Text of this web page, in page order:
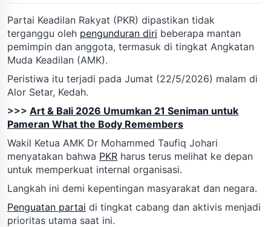
Partai Keadilan Rakyat (PKR) dipastikan tidak
terganggu oleh pengunduran diri beberapa mantan
pemimpin dan anggota, termasuk di tingkat Angkatan
Muda Keadilan (AMK).
Peristiwa itu terjadi pada Jumat (22/5/2026) malam di
Alor Setar, Kedah.
>>> Art & Bali 2026 Umumkan 21 Seniman untuk
Pameran What the Body Remembers
Wakil Ketua AMK Dr Mohammed Taufiq Johari
menyatakan bahwa PKR harus terus melihat ke depan
untuk memperkuat internal organisasi.
Langkah ini demi kepentingan masyarakat dan negara.
Penguatan partai di tingkat cabang dan aktivis menjadi
prioritas utama saat ini.